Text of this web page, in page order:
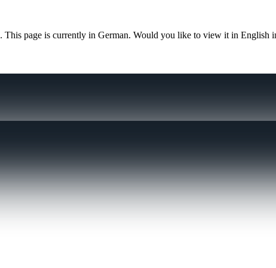
. This page is currently in German. Would you like to view it in English